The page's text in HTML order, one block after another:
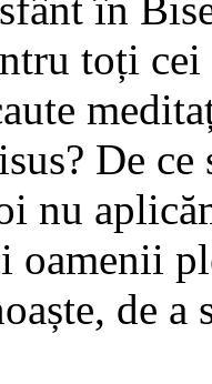
toți cei
De
nu
oamenii
de a